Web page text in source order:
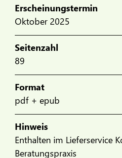
Erscheinungstermin
Oktober 2025
Seitenzahl
89
Format
pdf + epub
Hinweis
Enthalten im Lieferservice
Beratungspraxis